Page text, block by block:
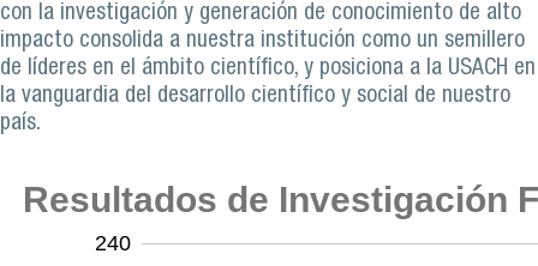
con la investigación y generación de conocimiento de alto
impacto consolida a nuestra institución como un semillero
de líderes en el ámbito científico, y posiciona a la USACH en
la vanguardia del desarrollo científico y social de nuestro
país.